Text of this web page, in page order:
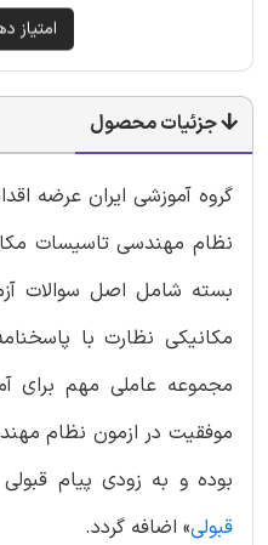
جزئیات محصول
گروه آموزشی ایران عرضه
نظام مهندسی تاسیسات
بسته شامل اصل سوالات
مکانیکی نظارت با
مجموعه عاملی مهم برای
موفقیت در ازمون نظام
بوده و به زودی پیام
قبولی» اضافه گردد.